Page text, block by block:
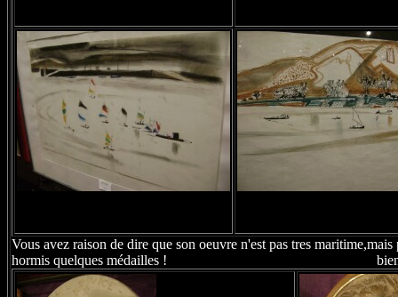
Vous avez raison de dire que son oeuvre n'est pas tres
hormis quelques médailles ! bien